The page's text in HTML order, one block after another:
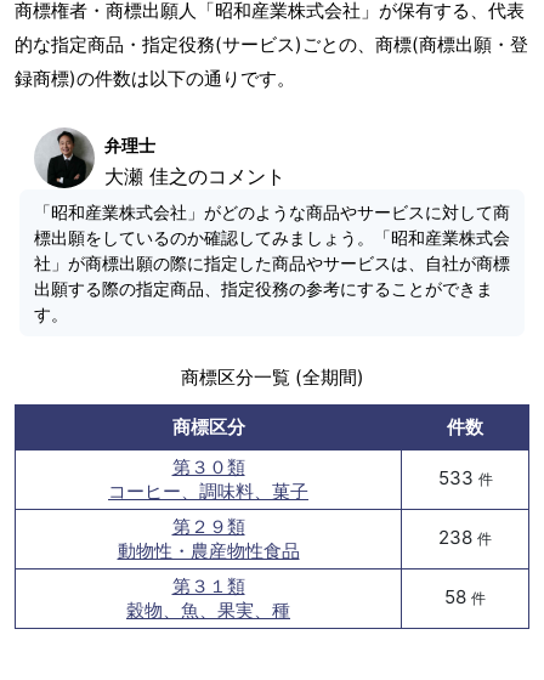
商標権者・商標出願人「昭和産業株式会社」が保有する、代表
的な指定商品・指定役務(サービス)ごとの、商標(商標出願・登
録商標)の件数は以下の通りです。
弁理士
大瀬 佳之のコメント
「昭和産業株式会社」がどのような商品やサービスに対して商
標出願をしているのか確認してみましょう。「昭和産業株式会
社」が商標出願の際に指定した商品やサービスは、自社が商標
出願する際の指定商品、指定役務の参考にすることができま
す。
商標区分一覧 (全期間)
商標区分
件数
第３０類
コーヒー、調味料、菓子
533 件
第２９類
動物性・農産物性食品
238 件
第３１類
穀物、魚、果実、種
58 件